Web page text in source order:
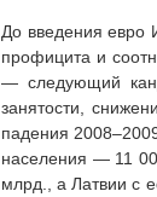
До введения евро
профицита и
— следующий
занятости,
падения
населения — 11
млрд., а Латвии с